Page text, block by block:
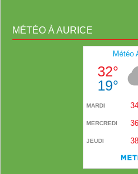
MÉTÉO À AURICE